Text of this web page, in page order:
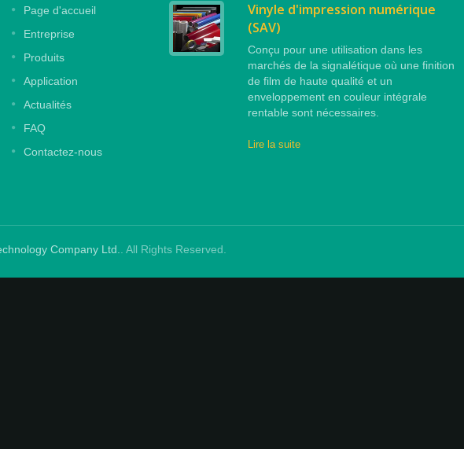
Page d'accueil
Entreprise
Produits
Application
Actualités
FAQ
Contactez-nous
gaufré
les impressions
gaufrage, une colle
pour un design sans
Vinyle d'impression numérique
(SAV)
Conçu pour une utilisation dans les
marchés de la signalétique où une finition
de film de haute qualité et un
enveloppement en couleur intégrale
rentable sont nécessaires.
Lire la suite
Company Ltd.. All Rights Reserved.